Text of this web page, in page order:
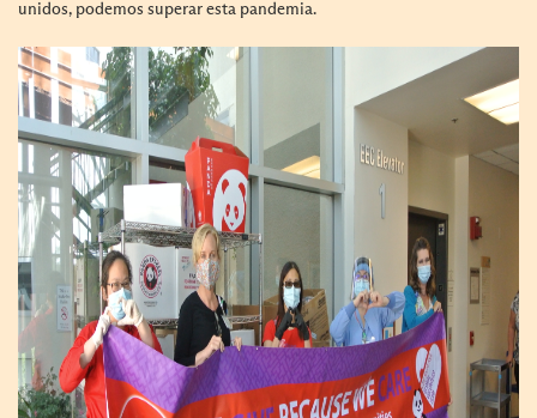
unidos, podemos superar esta pandemia.